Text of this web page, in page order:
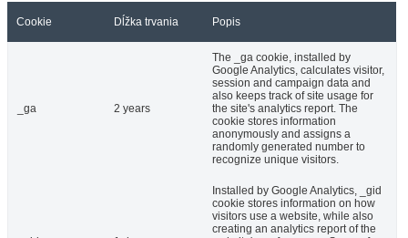
Cookie Dĺžka trvania Popis
_ga 2 years
The _ga cookie, installed by
Google Analytics, calculates visitor,
session and campaign data and
also keeps track of site usage for
the site's analytics report. The
cookie stores information
anonymously and assigns a
randomly generated number to
recognize unique visitors.
Installed by Google Analytics, _gid
cookie stores information on how
visitors use a website, while also
creating an analytics report of the